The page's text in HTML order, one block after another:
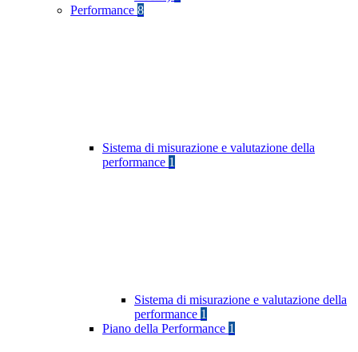
Performance 8
Sistema di misurazione e valutazione della
performance 1
Sistema di misurazione e valutazione della
performance 1
Piano della Performance 1